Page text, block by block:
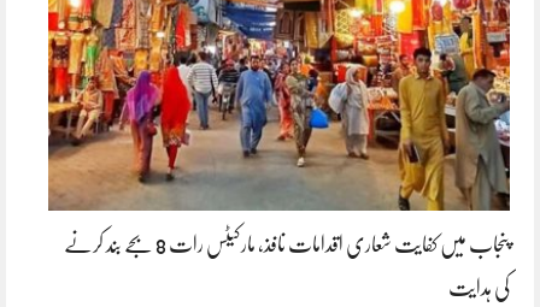
پنجاب میں کفایت شعاری اقدامات نافذ، مارکیٹس رات 8 بجے بند کرنے
کی ہدایت